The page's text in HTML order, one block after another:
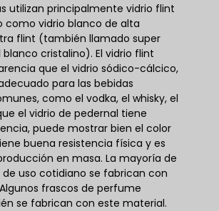
utilizan principalmente vidrio flint
vidrio blanco de alta
flint (también llamado super
cristalino). El vidrio flint
que el vidrio sódico-cálcico,
para las bebidas
como el vodka, el whisky, el
el vidrio de pedernal tiene
puede mostrar bien el color
buena resistencia física y es
en masa. La mayoría de
uso cotidiano se fabrican con
frascos de perfume
se fabrican con este material.